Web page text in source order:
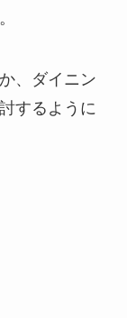
、ダイニン
するように